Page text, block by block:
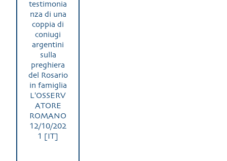
testimonia
nza di una
coppia di
coniugi
argentini
sulla
preghiera
del Rosario
in famiglia
L'OSSERV
ATORE
ROMANO
12/10/202
1 [IT]